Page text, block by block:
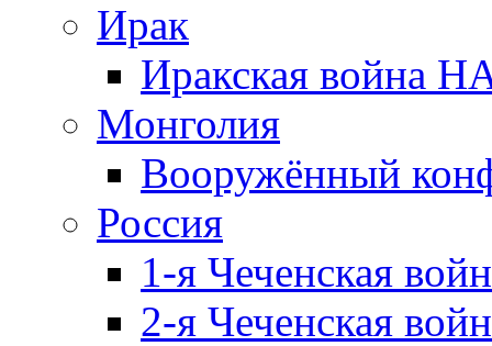
Ирак
Иракская война
Монголия
Вооружённый
Россия
1-я Чеченская
2-я Чеченская